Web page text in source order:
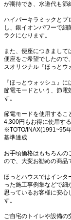
が期待でき、水道代も節
ハイパーキラミックとプ
し、銀イオンパワーで
ラクになります。
また、便座につきまし
便座をご希望でしたので
スオリジナル『ほっとウ
『ほっとウォッシュ』
節電モードという、節電
す。
節電モードを使用するこ
4,300円もお得に使用す
※TOTO/INAX(1991~95
基準達成
お手頃価格はもちろんの
ので、大変お勧めの商品
ほっとハウスではインタ
った施工事例集などで細
思っているお客様に安心
す。
ご自宅のトイレや設備の